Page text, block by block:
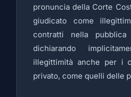
pronuncia della Corte
giudicato come
contratti nella pubblica
dichiarando
illegittimità anche per i
privato, come quelli delle